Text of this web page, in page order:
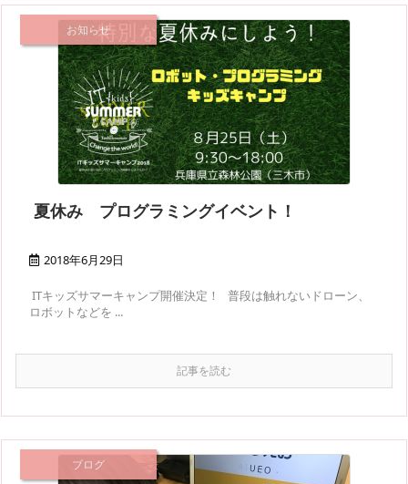
夏休み プログラミングイベント！
2018年6月29日
お知らせ
ITキッズサマーキャンプ開催決定！ 普段は触れないドローン、
ロボットなどを ...
記事を読む
ブログ